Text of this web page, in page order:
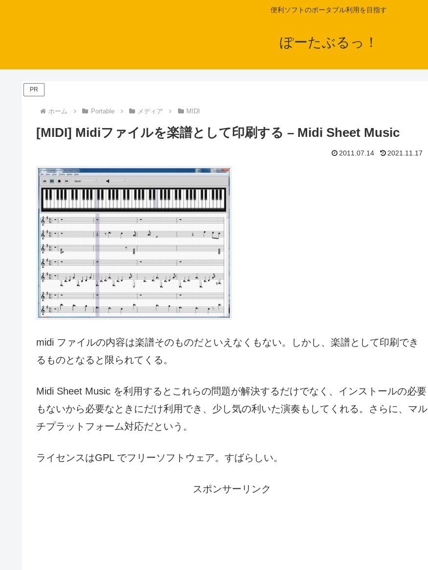
便利ソフトのポータブル利用を目指す
ぽーたぶるっ！
PR
ホーム Portable メディア MIDI
[MIDI] Midiファイルを楽譜として印刷する – Midi Sheet Music
2011.07.14 2021.11.17
midi ファイルの内容は楽譜そのものだといえなくもない。しかし、楽譜として印刷でき
るものとなると限られてくる。
Midi Sheet Music を利用するとこれらの問題が解決するだけでなく、インストールの必要
もないから必要なときにだけ利用でき、少し気の利いた演奏もしてくれる。さらに、マル
チプラットフォーム対応だという。
ライセンスはGPL でフリーソフトウェア。すばらしい。
スポンサーリンク